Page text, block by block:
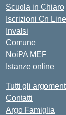
Scuola in Chiaro
Iscrizioni On Line
Invalsi
Comune
NoiPA MEF
Istanze online
Tutti gli
Contatti
Argo Famiglia